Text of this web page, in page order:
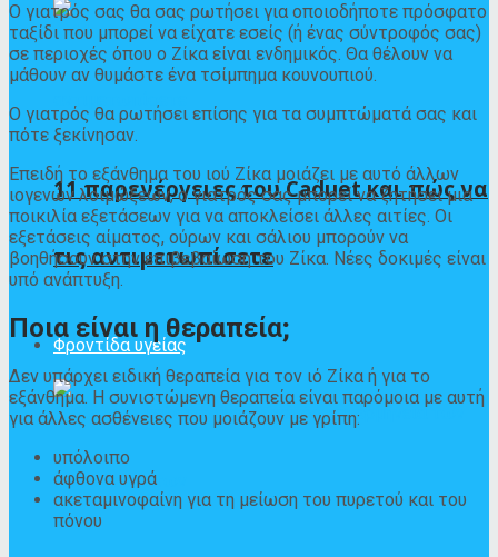
11 παρενέργειες του Caduet και πώς να
τις αντιμετωπίσετε
Φροντίδα υγείας
Ο γιατρός σας θα σας ρωτήσει για οποιοδήποτε πρόσφατο
ταξίδι που μπορεί να είχατε εσείς (ή ένας σύντροφός σας)
σε περιοχές όπου ο Ζίκα είναι ενδημικός. Θα θέλουν να
μάθουν αν θυμάστε ένα τσίμπημα κουνουπιού.
Ο γιατρός θα ρωτήσει επίσης για τα συμπτώματά σας και
πότε ξεκίνησαν.
Επειδή το εξάνθημα του ιού Ζίκα μοιάζει με αυτό άλλων
ιογενών λοιμώξεων, ο γιατρός σας μπορεί να ζητήσει μια
ποικιλία εξετάσεων για να αποκλείσει άλλες αιτίες. Οι
εξετάσεις αίματος, ούρων και σάλιου μπορούν να
βοηθήσουν στην επιβεβαίωση του Ζίκα. Νέες δοκιμές είναι
υπό ανάπτυξη.
Ποια είναι η θεραπεία;
Δεν υπάρχει ειδική θεραπεία για τον ιό Ζίκα ή για το
εξάνθημα. Η συνιστώμενη θεραπεία είναι παρόμοια με αυτή
για άλλες ασθένειες που μοιάζουν με γρίπη:
υπόλοιπο
άφθονα υγρά
ακεταμινοφαίνη για τη μείωση του πυρετού και του
πόνου